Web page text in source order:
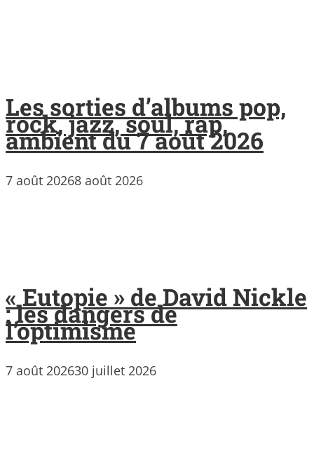
Les sorties d’albums pop,
rock, jazz, soul, rap,
ambient du 7 août 2026
7 août 20268 août 2026
« Eutopie » de David Nickle
: les dangers de
l’optimisme
7 août 202630 juillet 2026